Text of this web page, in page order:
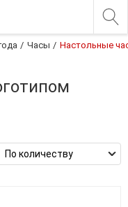
Часы Настольные